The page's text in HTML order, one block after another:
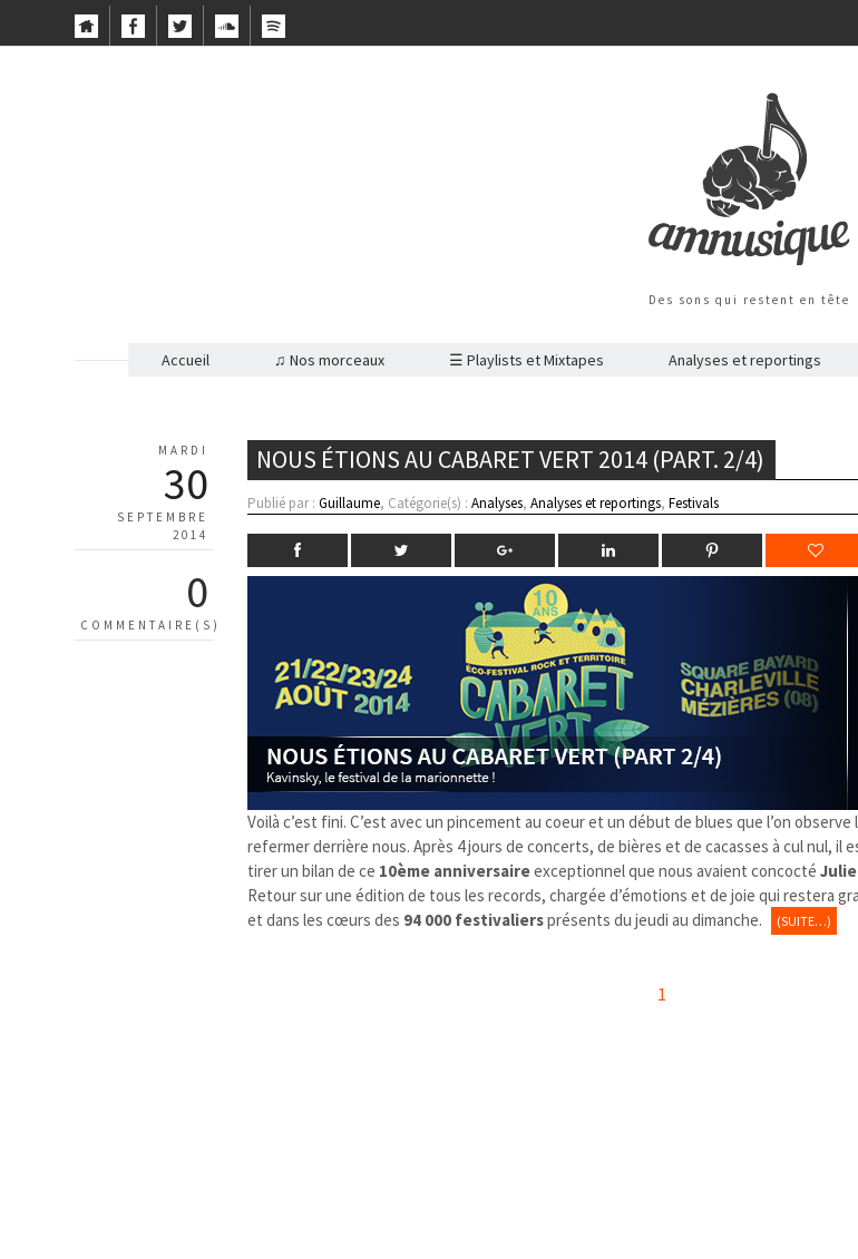
Des sons qui restent en tête
Accueil ♫ Nos morceaux ☰ Playlists et Mixtapes Analyses et reportings
MARDI
30
SEPTEMBRE
2014
0
COMMENTAIRE(S)
NOUS ÉTIONS AU CABARET VERT 2014 (PART. 2/4)
Publié par :Guillaume, Catégorie(s) :Analyses,Analyses et reportings,Festivals
Voilà c’est fini. C’est avec un pincement au coeur et un début de blues que l’on
refermer derrière nous. Après 4 jours de concerts, de bières et de cacasses à cul nul, il
tirer un bilan de ce 10ème anniversaireexceptionnel que nous avaient concocté
Retour sur une édition de tous les records, chargée d’émotions et de joie qui restera
et dans les cœurs des 94 000 festivaliersprésents du jeudi au dimanche. (SUITE…)
1